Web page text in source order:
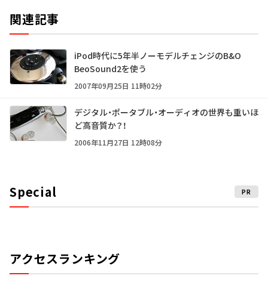
関連記事
iPod時代に5年半ノーモデルチェンジのB&O
BeoSound2を使う
2007年09月25日 11時02分
デジタル・ポータブル・オーディオの世界も重いほ
ど高音質か？！
2006年11月27日 12時08分
Special PR
アクセスランキング